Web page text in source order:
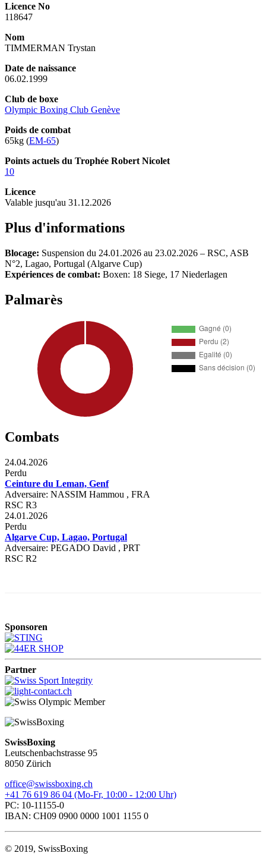
Licence No
118647
Nom
TIMMERMAN Trystan
Date de naissance
06.02.1999
Club de boxe
Olympic Boxing Club Genève
Poids de combat
65kg (EM-65)
Points actuels du Trophée Robert Nicolet
10
Licence
Valable jusqu'au 31.12.2026
Plus d'informations
Blocage: Suspension du 24.01.2026 au 23.02.2026 – RSC, ASB
N°2, Lagao, Portugal (Algarve Cup)
Expériences de combat: Boxen: 18 Siege, 17 Niederlagen
Palmarès
Combats
24.04.2026
Perdu
Ceinture du Leman, Genf
Adversaire: NASSIM Hammou , FRA
RSC R3
24.01.2026
Perdu
Algarve Cup, Lagao, Portugal
Adversaire: PEGADO David , PRT
RSC R2
Sponsoren
Partner
SwissBoxing
Leutschenbachstrasse 95
8050 Zürich
office@swissboxing.ch
+41 76 619 86 04 (Mo-Fr, 10:00 - 12:00 Uhr)
PC: 10-11155-0
IBAN: CH09 0900 0000 1001 1155 0
© 2019, SwissBoxing